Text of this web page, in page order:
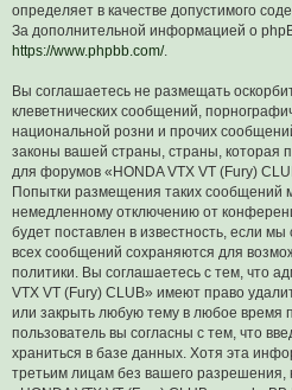
определяет в качестве допустимого
За дополнительной информацией о
https://www.phpbb.com/.
Вы соглашаетесь не размещать
клеветнических сообщений,
национальной розни и прочих
законы вашей страны, страны, которая
для форумов «HONDA VTX VT (Fury)
Попытки размещения таких сообщений
немедленному отключению от
будет поставлен в известность, если
всех сообщений сохраняются для
политики. Вы соглашаетесь с тем, что
VTX VT (Fury) CLUB» имеют право
или закрыть любую тему в любое время
пользователь вы согласны с тем, что
храниться в базе данных. Хотя эта
третьим лицам без вашего